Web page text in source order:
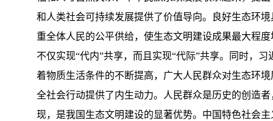
和人类社会可持续发展提供了价值导向。良好生态环
重全体人民的公平供给，使生态文明建设成果最大程
不仅实现“代内”共享，而且实现“代际”共享。同时，
着物质生活条件的不断提高，广大人民群众对生态环
全社会行动提供了内生动力。人民群众是历史的创造
现，是我国生态文明建设的显著优势。中国特色社会